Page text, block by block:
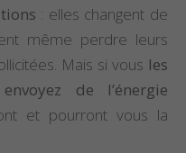
: elles changent de
même perdre leurs
Mais si vous les
de l’énergie
et pourront vous la